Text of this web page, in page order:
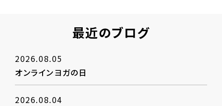
最近のブログ
2026.08.05
オンラインヨガの日
2026.08.04